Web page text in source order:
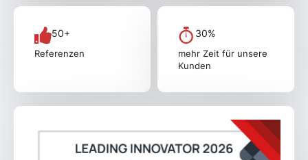
50+
Referenzen
30%
mehr Zeit für unsere
Kunden